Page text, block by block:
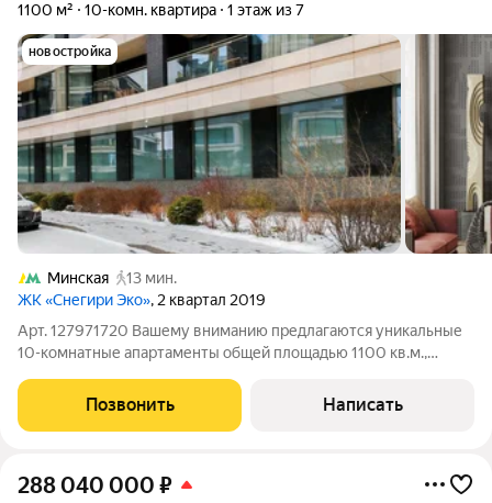
1100 м² 10-комн. квартира 1 этаж из 7
новостройка
Минская
13 мин.
ЖК «Снегири Эко», 2 квартал 2019
Арт. 127971720 Вашему вниманию предлагаются уникальные
10-комнатные апартаменты общей площадью 1100 кв.м.,
расположенные в 15 минут пешком от метро Минская. Перед
вами не стандартные апартаменты. Это целый
Позвонить Написать
288 040 000 ₽